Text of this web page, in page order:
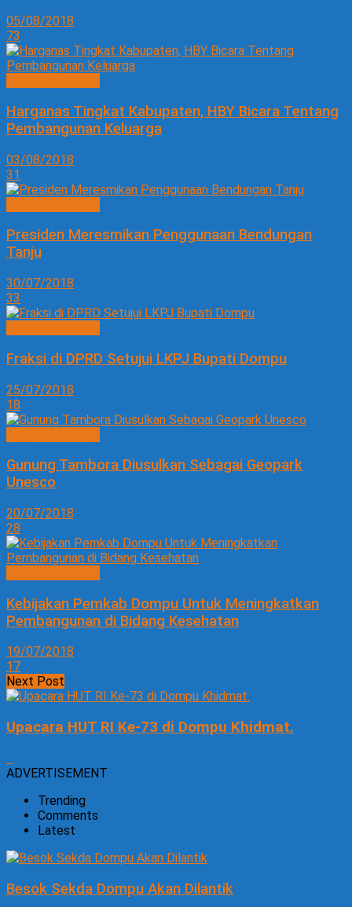
05/08/2018
73
Harganas Tingkat Kabupaten, HBY Bicara Tentang
Pembangunan Keluarga
03/08/2018
31
Presiden Meresmikan Penggunaan Bendungan
Tanju
30/07/2018
33
Fraksi di DPRD Setujui LKPJ Bupati Dompu
25/07/2018
18
Gunung Tambora Diusulkan Sebagai Geopark
Unesco
20/07/2018
28
Kebijakan Pemkab Dompu Untuk Meningkatkan
Pembangunan di Bidang Kesehatan
19/07/2018
17
Next Post
Upacara HUT RI Ke-73 di Dompu Khidmat.
ADVERTISEMENT
Trending
Comments
Latest
Besok Sekda Dompu Akan Dilantik